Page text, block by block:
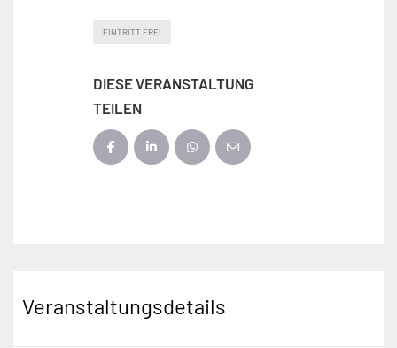
EINTRITT FREI
DIESE VERANSTALTUNG
TEILEN
Veranstaltungsdetails